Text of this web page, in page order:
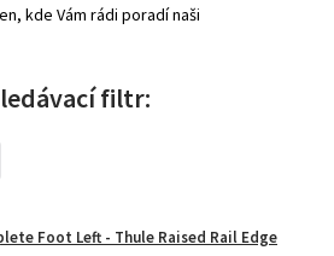
kde Vám rádi poradí naši
filtr:
Foot Left - Thule Raised Rail Edge